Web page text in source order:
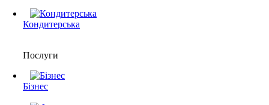
Кондитерська
Послуги
Бізнес